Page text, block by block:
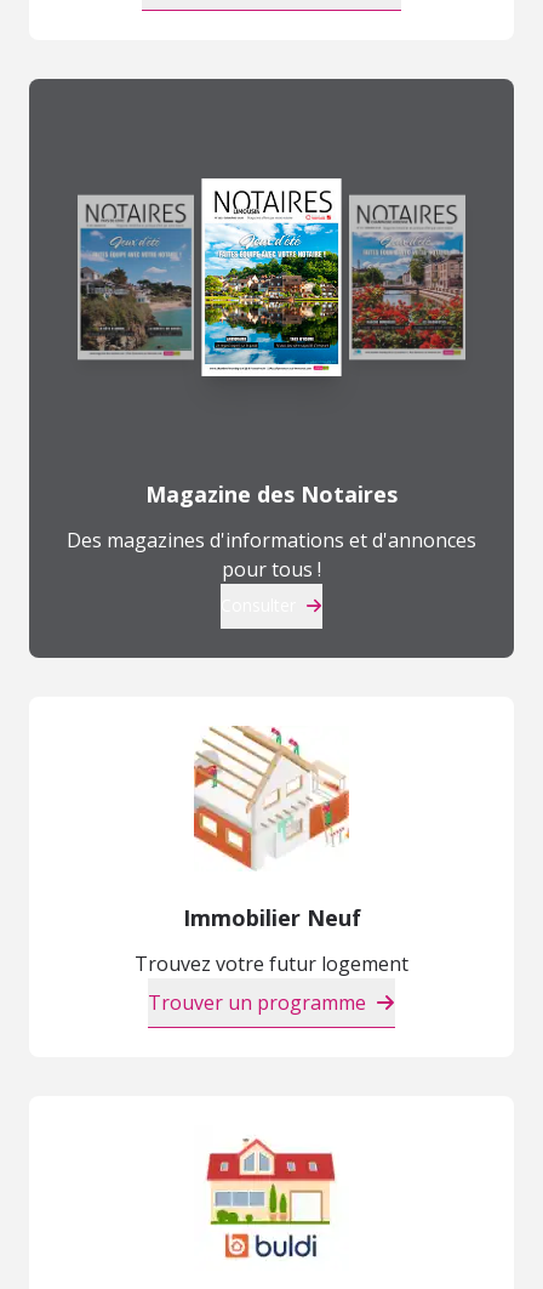
Magazine des Notaires
Des magazines d'informations et d'annonces
pour tous !
Immobilier Neuf
Trouvez votre futur logement
Trouver un programme